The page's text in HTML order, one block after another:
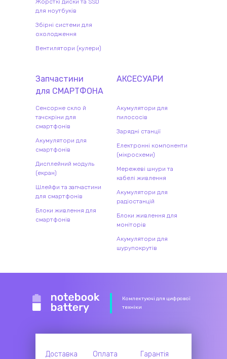
Жорсткі диски та SSD
для ноутбуків
Збірні системи для
охолодження
Вентилятори (кулери)
Запчастини
для СМАРТФОНА
Сенсорне скло й
тачскріни для
смартфонів
Акумулятори для
смартфонів
Дисплейний модуль
(екран)
Шлейфи та запчастини
для смартфонів
Блоки живлення для
смартфонів
АКСЕСУАРИ
Акумулятори для
пилососів
Зарядні станції
Електронні компоненти
(мікросхеми)
Мережеві шнури та
кабелі живлення
Акумулятори для
радіостанцій
Блоки живлення для
моніторів
Акумулятори для
шурупокрутів
Комлектуючі для цифрової
техніки
Доставка Оплата
Гарантія